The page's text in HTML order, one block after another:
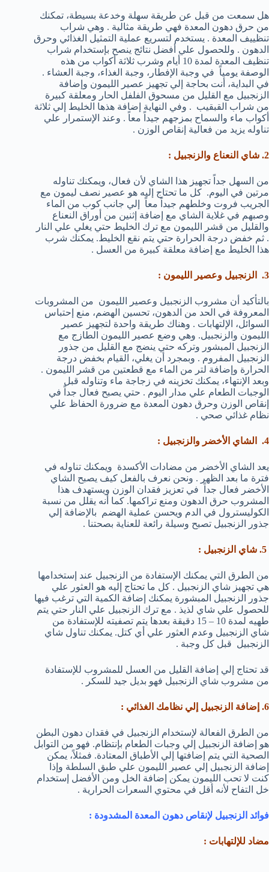
هل سمعت من قبل عن طريقة سهلة وخدعة بسيطة، تمكنك
من حرق دهون المعدة فهي طريقة مثالية . وهي شراب
تنظييف المعدة . يستخدم لتسريع عملية التمثيل الغذائي وحرق
الدهون . وللحصول علي أفضل نتائج ينصح بإستخدام شراب
تنظيف المعدة لمدة 10 أيام وشرب ثلاثة أكواب من هذه
الوصفة يومياً في وجبة الإفطار، وجبة الغذاء، وجبة العشاء .
في البداية، أنت بحاجة إلي تجهيز عصير الليمون وإضافة
الزنجبيل مع القليل من مسحوق الفلفل الحار ومعلقة كبيرة
من شراب القبقيب . وفي النهاية إضافة هذها الخليط إلي ثلاثة
أكواب ماء والسماح بمزجهم جيداً معاً . وعند الإستمرار علي
تناوله يزيد من فعالية إنقاص الوزن .
2. شاي النعناع والزنجبيل :
من السهل جداً تجهيز هذا الشاي لأن فعال، ويمكنك تناوله
مرتين في اليوم. كل ما تحتاج إليه هو عصير نصف ليمون مع
الجريب فروت وخلطهم جيداً معاً إلي جانب كوب من الماء
وصبهم في غلاية الشاي مع إضافة إثنين من أوراق النعناع
والقليل من قشر الليمون مع ترك الخليط حتي يغلي علي النار
. ثم خفض درجة الحرارة حتي يتم نقع الخليط. يمكنك شرب
هذا الخليط مع إضافة معلقة كبيرة من العسل .
3. الزنجبيل وعصير الليمون :
بالتأكيد أن مشروب الزنجبيل وعصير الليمون من المشروبات
المعروفة في الحد من الدهون، تحسين الهضم، منع إحتباس
السوائل، الإلتهابات . وهناك طريقة واحدة لتجهيز عصير
الليمون والزنجبيل. وهي وضع عصير الليمون الطازج مع
الزنجبيل المبشور وتركه حتي ينضج مع القليل من جذور
الزنجبيل المفروم . وبمجرد أن يغلي، القيام بخفض درجة
الحرارة وإضافة لتر من الماء مع قطعتين من قشر الليمون .
وبعد الإنتهاء، يمكنك تخزينه في زجاجة ماء وتناوله قبل
الوجبات الطعام علي مدار اليوم . حتي يصبح فعال جداً في
إنقاص الوزن وحرق دهون المعدة مع ضرورة الحفاظ علي
نظام غذائي صحي .
4. الشاي الأخضر والزنجبيل :
يعد الشاي الأخضر من مضادات الأكسدة ويمكنك تناوله في
فترة ما بعد الظهر . ونحن نعرف بالفعل كيف يصبح الشاي
الأخضر فعال جداً في تعزيز فقدان الوزن ويستهدف هذا
المشروب حرق الدهون ومنع تراكمها. كما أنه يقلل من نسبة
الكوليسترول في الدم ويحسن عملية الهضم بالإضافة إلي
جذور الزنجبيل تصبح وسيلة رائعة للعناية بصحتنا .
من الطرق التي يمكنك الإستفادة من الزنجبيل عند إستخدامها
هي تجهيز شاي الزنجبيل . كل ما تحتاج إليه هو العثور علي
جذور الزنجبيل المبشورة يمكنك إضافة الكمية التي ترغب فيها
للحصول علي شاي لذيذ . مع ترك الزنجبيل علي النار حتي يتم
طهيه لمدة 10 – 15 دقيقة بعدها يتم تصفيته للإستفادة من
شاي الزنجبيل وعدم العثور علي أي كتل. يمكنك تناول شاي
الزنجبيل قبل كل وجبة .
قد تحتاج إلي إضافة القليل من العسل للمشروب للإستفادة
من مشروب شاي الزنجبيل فهو بديل جيد للسكر .
6. إضافة الزنجبيل إلي نظامك الغذائي :
من الطرق الفعالة لإستخدام الزنجبيل في فقدان دهون البطن
هو إضافة الزنجبيل إلي وجبات الطعام بإنتظام. فهو من التوابل
الصحية التي يتم إضافتها إلي الأطباق المعتادة. فمثلاً، يمكن
إضافة الزنجبيل إلي عصير الليمون علي طبق السلطة وإذا
كنت لا تحب الليمون يمكن إضافة الخل ومن الأفضل إستخدام
خل التفاح لأنه أقل في محتوي السعرات الحرارية .
فوائد الزنجبيل لإنقاص دهون المعدة المشدودة :
مضاد للإلتهابات :